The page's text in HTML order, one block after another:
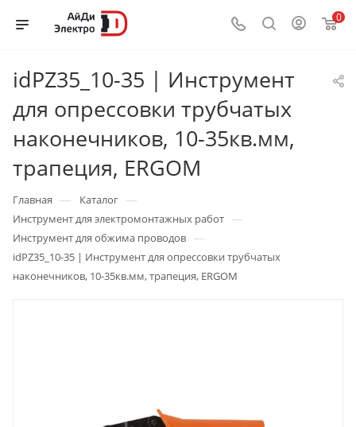
0
idPZ35_10-35 | Инструмент
для опрессовки трубчатых
наконечников, 10-35кв.мм,
трапеция, ERGOM
Главная — Каталог —
Инструмент для электромонтажных работ —
Инструмент для обжима проводов —
idPZ35_10-35 | Инструмент для опрессовки трубчатых
наконечников, 10-35кв.мм, трапеция, ERGOM